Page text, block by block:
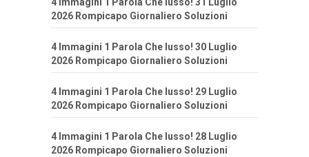
4 Immagini 1 Parola Che lusso! 31 Luglio
2026 Rompicapo Giornaliero Soluzioni
4 Immagini 1 Parola Che lusso! 30 Luglio
2026 Rompicapo Giornaliero Soluzioni
4 Immagini 1 Parola Che lusso! 29 Luglio
2026 Rompicapo Giornaliero Soluzioni
4 Immagini 1 Parola Che lusso! 28 Luglio
2026 Rompicapo Giornaliero Soluzioni